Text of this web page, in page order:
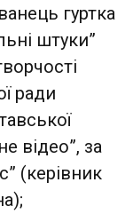
гуртка
штуки”
ради
відео”, за
(керівник